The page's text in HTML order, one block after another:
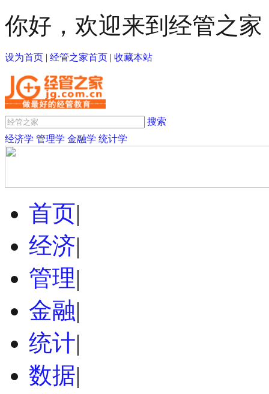
你好，欢迎来到经管之家
设为首页 | 经管之家首页 | 收藏本站
搜索
经济学 管理学 金融学 统计学
首页|
经济|
管理|
金融|
统计|
数据|